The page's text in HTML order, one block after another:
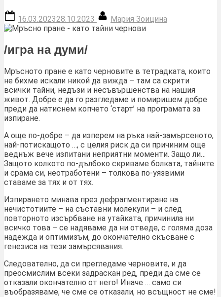
Posted
on
16.03.202328.10.2023
By
Мария Зоицина
/игра на думи/
Мръсното пране е като черновите в тетрадката, които
не бихме искали никой да вижда – там са скрити
всички тайни, недъзи и несъвършенства на нашия
живот. Добре е да го разгледаме и помиришем добре
преди да натиснем копчето ‘старт’ на програмата за
изпиране.
А още по-добре – да изперем на ръка най-замърсеното,
най-потискащото …, с целия риск да си причиним още
веднъж вече изпитани неприятни моменти. Защо ли…
Защото колкото по-дълбоко скриваме болката, тайните
и срама си, неотработени – толкова по-уязвими
ставаме за тях и от тях.
Изпирането минава през дефрагментиране на
нечистотиите – на съставни молекули – и след
повторното изсърбване на утайката, причинила ни
всичко това – се надяваме да ни отведе, с голяма доза
надежда и оптимизъм, до окончателно скъсване с
генезиса на тези замърсявания.
Следователно, да си прегледаме черновите, и да
преосмислим всеки задраскан ред, преди да сме се
отказали окончателно от него! Иначе … само си
въобразяваме, че сме се отказали, но всъщност не сме!